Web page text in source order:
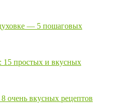
— 5 пошаговых
15 простых и вкусных
очень вкусных рецептов